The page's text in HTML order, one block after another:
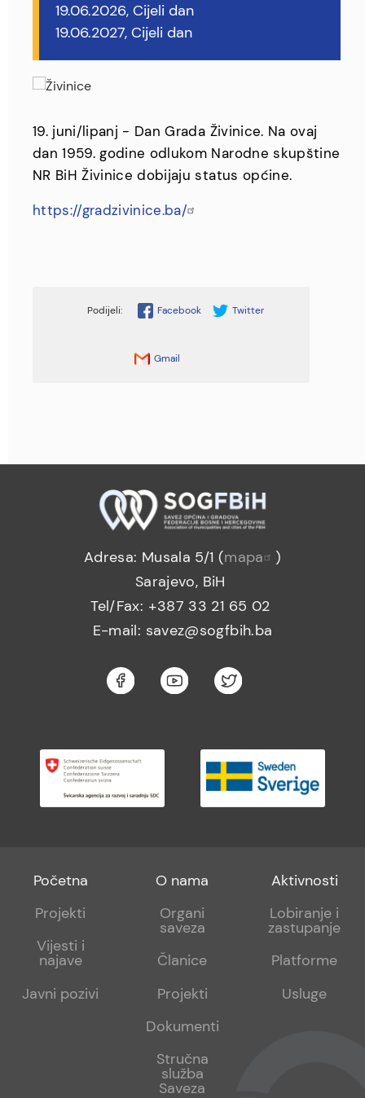
19.06.2026, Cijeli dan
19.06.2027, Cijeli dan
19. juni/lipanj - Dan Grada Živinice. Na ovaj
dan 1959. godine odlukom Narodne skupštine
NR BiH Živinice dobijaju status općine.
https://gradzivinice.ba/
Facebook Twitter
Gmail
Adresa: Musala 5/1 (mapa
)
Sarajevo, BiH
Tel/Fax: +387 33 21 65 02
E-mail: savez@sogfbih.ba
Footer
menu
Početna
Projekti
Vijesti i
najave
Javni pozivi
Footer
sub
O nama
Organi
saveza
Članice
Projekti
Dokumenti
Stručna
služba
Saveza
Footer
sub
Aktivnosti
Lobiranje i
zastupanje
Platforme
Usluge